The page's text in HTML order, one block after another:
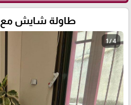
طاولة شايش مع 4 كراسي
1 / 4